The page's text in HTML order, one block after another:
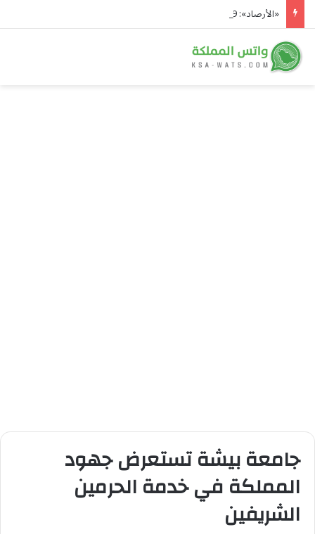
جامعة بيشة تستعرض جهود
المملكة في خدمة الحرمين
الشريفين